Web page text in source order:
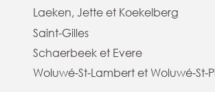
Laeken, Jette et Koekelberg
Saint-Gilles
Schaerbeek et Evere
Woluwé-St-Lambert et Woluwé-St-